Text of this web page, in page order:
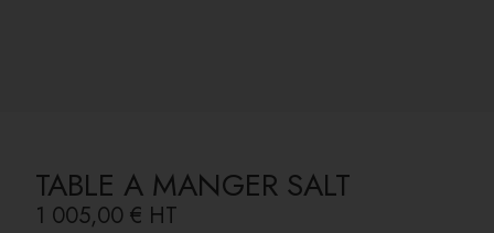
TABLE A MANGER SALT
1 005,00 € HT